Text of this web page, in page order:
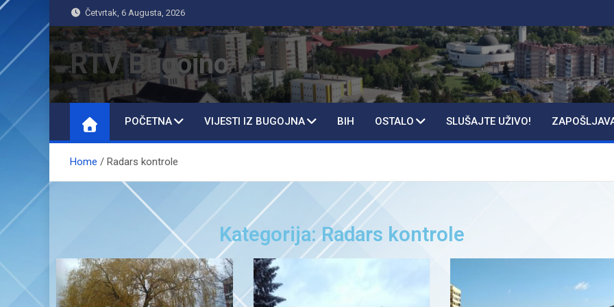
Četvrtak, 6 Augusta, 2026
RTV Bugojno
POČETNA VIJESTI IZ BUGOJNA BIH OSTALO SLUŠAJTE UŽIVO!
Home Radars kontrole
Kategorija: Radars kontrole